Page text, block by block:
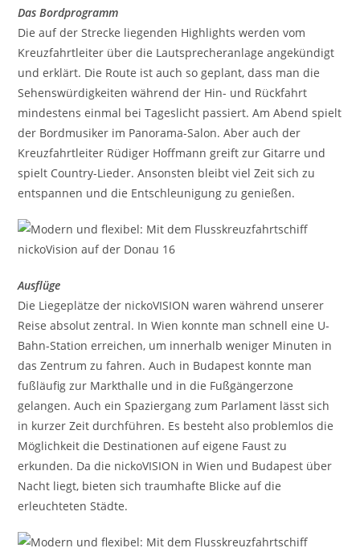
Das Bordprogramm
Die auf der Strecke liegenden Highlights werden vom
Kreuzfahrtleiter über die Lautsprecheranlage angekündigt
und erklärt. Die Route ist auch so geplant, dass man die
Sehenswürdigkeiten während der Hin- und Rückfahrt
mindestens einmal bei Tageslicht passiert. Am Abend spielt
der Bordmusiker im Panorama-Salon. Aber auch der
Kreuzfahrtleiter Rüdiger Hoffmann greift zur Gitarre und
spielt Country-Lieder. Ansonsten bleibt viel Zeit sich zu
entspannen und die Entschleunigung zu genießen.
Ausflüge
Die Liegeplätze der nickoVISION waren während unserer
Reise absolut zentral. In Wien konnte man schnell eine U-
Bahn-Station erreichen, um innerhalb weniger Minuten in
das Zentrum zu fahren. Auch in Budapest konnte man
fußläufig zur Markthalle und in die Fußgängerzone
gelangen. Auch ein Spaziergang zum Parlament lässt sich
in kurzer Zeit durchführen. Es besteht also problemlos die
Möglichkeit die Destinationen auf eigene Faust zu
erkunden. Da die nickoVISION in Wien und Budapest über
Nacht liegt, bieten sich traumhafte Blicke auf die
erleuchteten Städte.